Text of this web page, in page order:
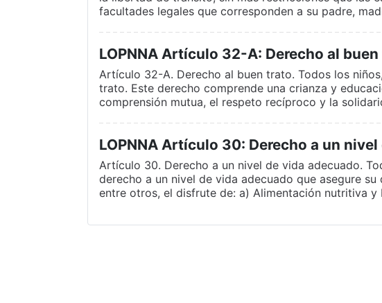
facultades legales que corresponden a su padre,
LOPNNA Artículo 32-A: Derecho al
Artículo 32-A. Derecho al buen trato. Todos los
trato. Este derecho comprende una crianza y
comprensión mutua, el respeto recíproco y la
LOPNNA Artículo 30: Derecho a un
Artículo 30. Derecho a un nivel de vida adecuado.
derecho a un nivel de vida adecuado que asegure
entre otros, el disfrute de: a) Alimentación nutritiva y